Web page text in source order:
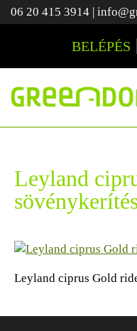
06 20 415 3914 |
BELÉPÉS
Leyland
Leyland ciprus Gold